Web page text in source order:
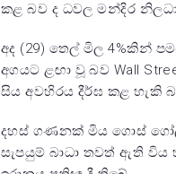
කළ බව ද ධවල මන්දිර
අද (29) තෙල් මිල 4%කින්
අගයට ළඟා වූ බව Wall
සිය අවහිරය දීර්ඝ කළ හැකි
දහස් ගණනක් මිය ගොස්
සැපයුම් බාධා තවත් ඇති විය